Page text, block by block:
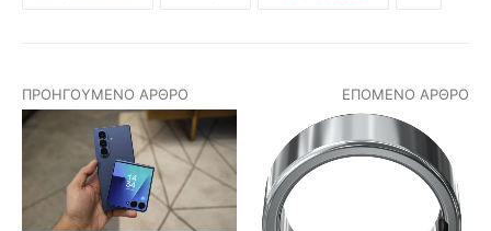
ΠΡΟΗΓΟΎΜΕΝΟ ΆΡΘΡΟ ΕΠΌΜΕΝΟ ΆΡΘΡΟ